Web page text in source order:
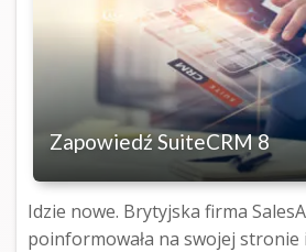
Zapowiedź SuiteCRM 8
Idzie nowe. Brytyjska firma
poinformowała na swojej